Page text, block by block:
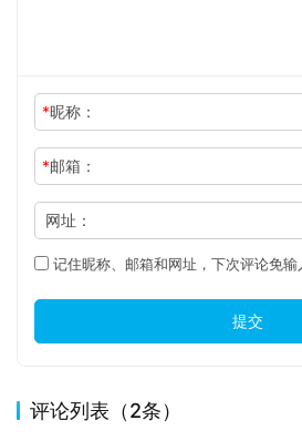
*昵称：
*邮箱：
网址：
记住昵称、邮箱和网址，下次评论免输
提交
评论列表（2条）